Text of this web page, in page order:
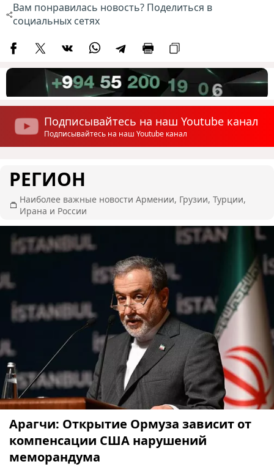
Вам понравилась новость? Поделиться в
социальных сетях
Подписывайтесь на наш Youtube канал
Подписывайтесь на наш Youtube канал
РЕГИОН
Наиболее важные новости Армении, Грузии, Турции,
Ирана и России
Арагчи: Открытие Ормуза зависит от
компенсации США нарушений
меморандума